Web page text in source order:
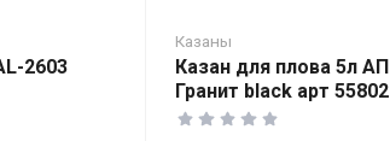
2603
Казаны
Казан для плова 5л АП
Гранит black арт 55802